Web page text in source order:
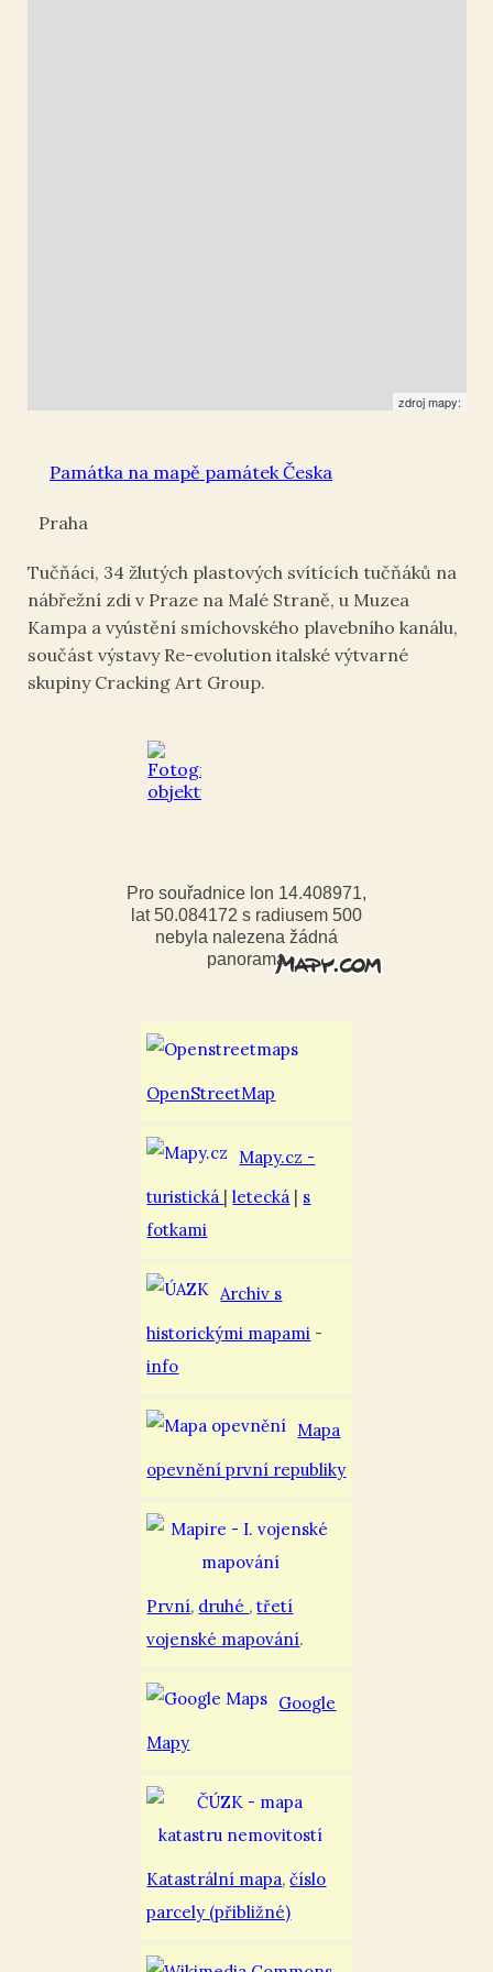
zdroj mapy:
Památka na mapě památek Česka
Praha
Tučňáci, 34 žlutých plastových svítících tučňáků na
nábřežní zdi v Praze na Malé Straně, u Muzea
Kampa a vyústění smíchovského plavebního kanálu,
součást výstavy Re-evolution italské výtvarné
skupiny Cracking Art Group.
Pro souřadnice lon 14.408971,
lat 50.084172 s radiusem 500
nebyla nalezena žádná
panorama
OpenStreetMap
Mapy.cz -
turistická |letecká | s
fotkami
Archiv s
historickými mapami -
info
Mapa
opevnění první republiky
První, druhé ,třetí
vojenské mapování.
Google
Mapy
Katastrální mapa,číslo
parcely (přibližné)